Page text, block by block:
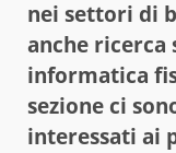
nei settori di
anche ricerca
informatica
sezione ci
interessati ai